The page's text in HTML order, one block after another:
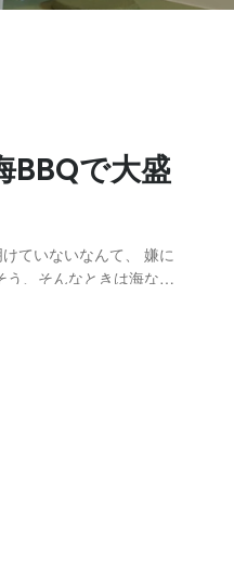
BBQで大盛
ていないなんて、 嫌に
、そんなときは海なの